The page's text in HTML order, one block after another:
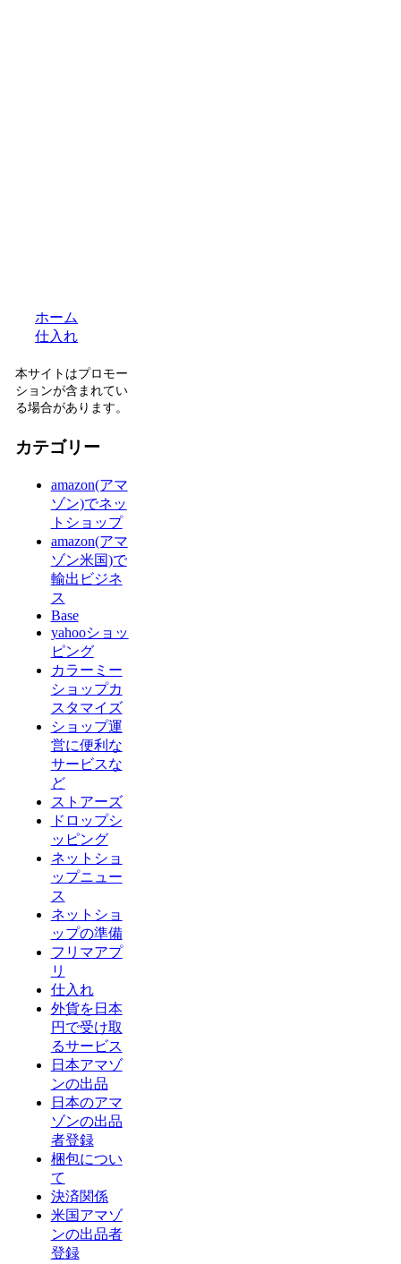
ホーム
仕入れ
本サイトはプロモー
ションが含まれてい
る場合があります。
カテゴリー
amazon(アマ
ゾン)でネッ
トショップ
amazon(アマ
ゾン米国)で
輸出ビジネ
ス
Base
yahooショッ
ピング
カラーミー
ショップカ
スタマイズ
ショップ運
営に便利な
サービスな
ど
ストアーズ
ドロップシ
ッピング
ネットショ
ップニュー
ス
ネットショ
ップの準備
フリマアプ
リ
仕入れ
外貨を日本
円で受け取
るサービス
日本アマゾ
ンの出品
日本のアマ
ゾンの出品
者登録
梱包につい
て
決済関係
米国アマゾ
ンの出品者
登録